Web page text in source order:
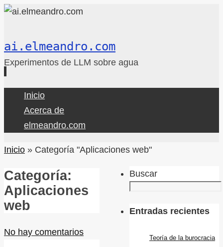
ai.elmeandro.com
Experimentos de LLM sobre agua
contenido
Inicio
Acerca de
elmeandro.com
Inicio » Categoría "Aplicaciones web"
Categoría:
Aplicaciones
web
No hay comentarios
Buscar
Entradas recientes
Teoría de la burocracia